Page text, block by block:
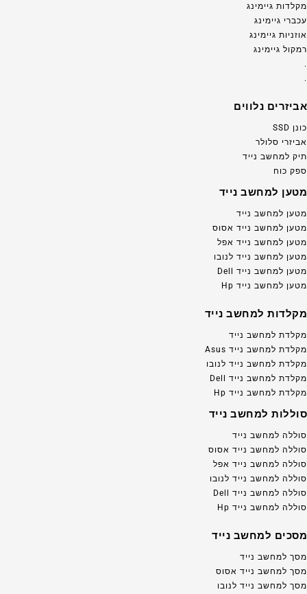
מקלדות גיימינג
עכברי גיימינג
אוזניות גיימינג
רמקול גיימינג
.
.
אביזרים נלווים
כונן SSD
אביזרי סלולר
תיק למחשב נייד
ספק כוח
מטען למחשב נייד
מטען למחשב נייד
מטען למחשב נייד אסוס
מטען למחשב נייד אפל
מטען למחשב נייד לנובו
מטען למחשב נייד Dell
מטען למחשב נייד Hp
מקלדות למחשב נייד
מקלדת למחשב נייד
מקלדת למחשב נייד Asus
מקלדת למחשב נייד לנובו
מקלדת למחשב נייד Dell
מקלדת למחשב נייד Hp
סוללות למחשב נייד
סוללה למחשב נייד
סוללה למחשב נייד אסוס
סוללה למחשב נייד אפל
סוללה למחשב נייד לנובו
סוללה למחשב נייד Dell
סוללה למחשב נייד Hp
מסכים למחשב נייד
מסך למחשב נייד
מסך למחשב נייד אסוס
מסך למחשב נייד לנובו